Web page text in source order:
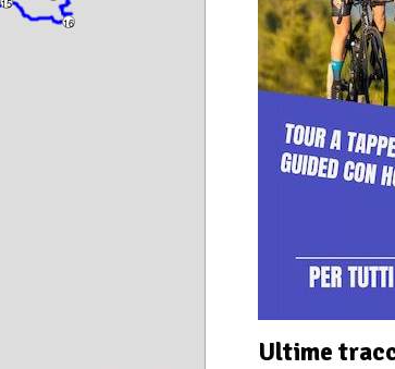
16
15
Ultime